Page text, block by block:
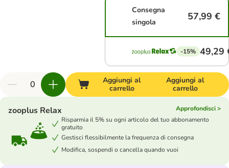
Consegna
singola
57,99 €
-15% 49,29
Aggiungi al
carrello
Aggiungi al
carrello
zooplus Relax
Approfondisci >
Risparmia il 5% su ogni articolo del tuo abbonamento
gratuito
Gestisci flessibilmente la frequenza di consegna
Modifica, sospendi o cancella quando vuoi